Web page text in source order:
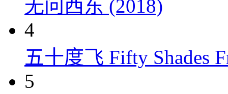
无问西东 (2018)
4
五十度飞 Fifty Shades
5